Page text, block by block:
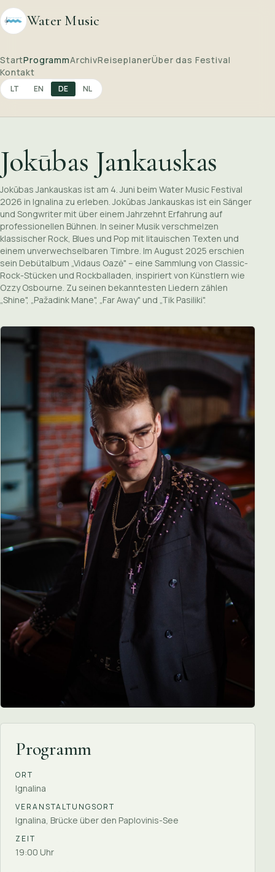
Water Music
StartProgrammArchivReiseplanerÜber das Festival
Kontakt
LT EN DE NL
Jokūbas Jankauskas
Jokūbas Jankauskas ist am 4. Juni beim Water Music Festival
2026 in Ignalina zu erleben. Jokūbas Jankauskas ist ein Sänger
und Songwriter mit über einem Jahrzehnt Erfahrung auf
professionellen Bühnen. In seiner Musik verschmelzen
klassischer Rock, Blues und Pop mit litauischen Texten und
einem unverwechselbaren Timbre. Im August 2025 erschien
sein Debütalbum „Vidaus Oazė" – eine Sammlung von Classic-
Rock-Stücken und Rockballaden, inspiriert von Künstlern wie
Ozzy Osbourne. Zu seinen bekanntesten Liedern zählen
„Shine", „Pažadink Mane", „Far Away" und „Tik Pasiliki".
Programm
ORT
Ignalina
VERANSTALTUNGSORT
Ignalina, Brücke über den Paplovinis-See
ZEIT
19:00 Uhr